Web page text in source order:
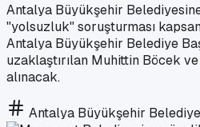
Antalya Büyükşehir
"yolsuzluk" soruşturması
Antalya Büyükşehir Belediye
uzaklaştırılan Muhittin Böcek
alınacak.
Antalya Büyükşehir